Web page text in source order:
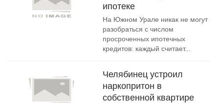
ипотеке
На Южном Урале никак не могут
разобраться с числом
просроченных ипотечных
кредитов: каждый считает...
Челябинец устроил
наркопритон в
собственной квартире